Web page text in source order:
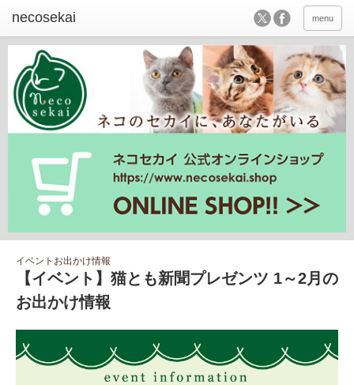
menu
イベントお出かけ情報
【イベント】猫とも新聞プレゼンツ 1～2月の
お出かけ情報